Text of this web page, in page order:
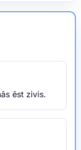
ēst zivis.